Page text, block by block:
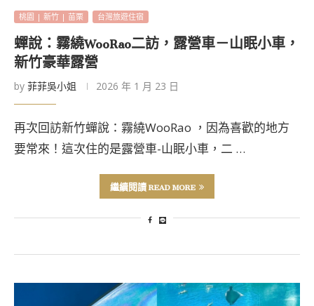
桃園 | 新竹 | 苗栗 台灣旅遊住宿
蟬說：霧繞WooRao二訪，露營車－山眠小車，
新竹豪華露營
by 菲菲吳小姐 2026 年 1 月 23 日
再次回訪新竹蟬說：霧繞WooRao ，因為喜歡的地方
要常來！這次住的是露營車-山眠小車，二 …
繼續閱讀 READ MORE